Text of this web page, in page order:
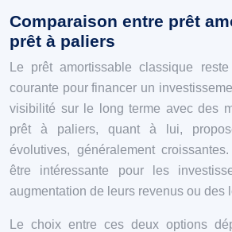
Comparaison entre prêt
prêt à paliers
Le prêt amortissable classique
courante pour financer un
visibilité sur le long terme avec des
prêt à paliers, quant à lui,
évolutives, généralement
être intéressante pour les
augmentation de leurs revenus ou des
Le choix entre ces deux options